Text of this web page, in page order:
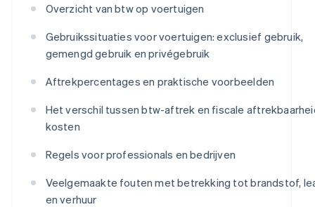
Overzicht van btw op voertuigen
Gebruikssituaties voor voertuigen: exclusief gebruik,
gemengd gebruik en privégebruik
Aftrekpercentages en praktische voorbeelden
Het verschil tussen btw-aftrek en fiscale
kosten
Regels voor professionals en bedrijven
Veelgemaakte fouten met betrekking tot brandstof,
en verhuur